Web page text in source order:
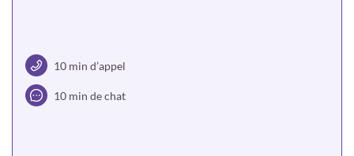
10 min d’appel
10 min de chat